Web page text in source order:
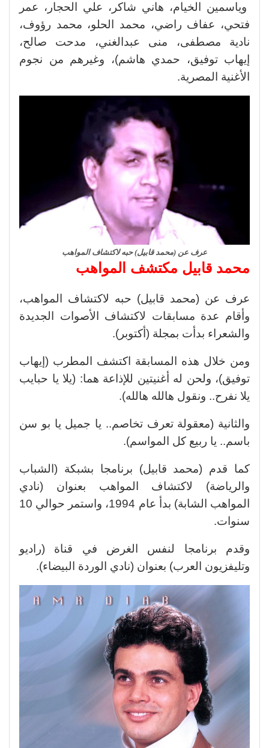
وياسمين الخيام، هاني شاكر، علي الحجار، عمر
فتحي، عفاف راضي، محمد الحلو، محمد رؤوف،
نادية مصطفى، منى عبدالغني، مدحت صالح،
إيهاب توفيق، حمدي هاشم)، وغيرهم من نجوم
الأغنية المصرية.
عرف عن (محمد قابيل) حبه لاكتشاف المواهب
محمد قابيل مكتشف المواهب
عرف عن (محمد قابيل) حبه لاكتشاف المواهب،
وأقام عدة مسابقات لاكتشاف الأصوات الجديدة
والشعراء بدأت بمجلة (أكتوبر).
ومن خلال هذه المسابقة اكتشف المطرب (إيهاب
توفيق)، ولحن له أغنيتين للإذاعة هما: (يلا يا حبايب
يلا نفرح.. ونقول هالله هالله).
والثانية (معقولة تعرف تخاصم.. يا جميل يا بو سن
باسم.. يا ربيع كل المواسم).
كما قدم (محمد قابيل) برنامجا بشبكة (الشباب
والرياضة) لاكتشاف المواهب بعنوان (نادي
المواهب الشابة) بدأ عام 1994، واستمر حوالي 10
سنوات.
وقدم برنامجا لنفس الغرض في قناة (راديو
وتليفزيون العرب) بعنوان (نادي الوردة البيضاء).